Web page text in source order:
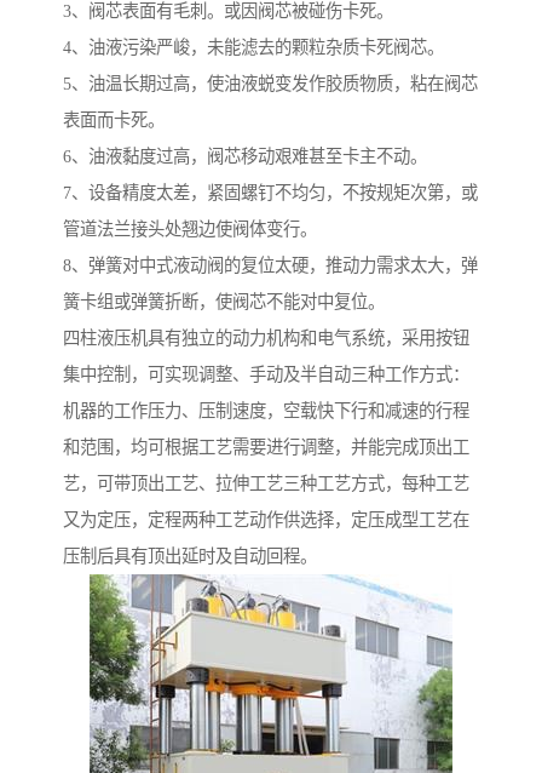
3、阀芯表面有毛刺。或因阀芯被碰伤卡死。
4、油液污染严峻，未能滤去的颗粒杂质卡死阀芯。
5、油温长期过高，使油液蜕变发作胶质物质，粘在阀芯
表面而卡死。
6、油液黏度过高，阀芯移动艰难甚至卡主不动。
7、设备精度太差，紧固螺钉不均匀，不按规矩次第，或
管道法兰接头处翘边使阀体变行。
8、弹簧对中式液动阀的复位太硬，推动力需求太大，弹
簧卡组或弹簧折断，使阀芯不能对中复位。
四柱液压机具有独立的动力机构和电气系统，采用按钮
集中控制，可实现调整、手动及半自动三种工作方式：
机器的工作压力、压制速度，空载快下行和减速的行程
和范围，均可根据工艺需要进行调整，并能完成顶出工
艺，可带顶出工艺、拉伸工艺三种工艺方式，每种工艺
又为定压，定程两种工艺动作供选择，定压成型工艺在
压制后具有顶出延时及自动回程。